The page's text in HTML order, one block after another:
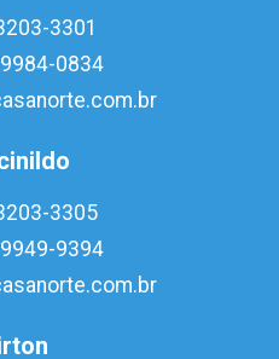
3301
0834
3305
9394